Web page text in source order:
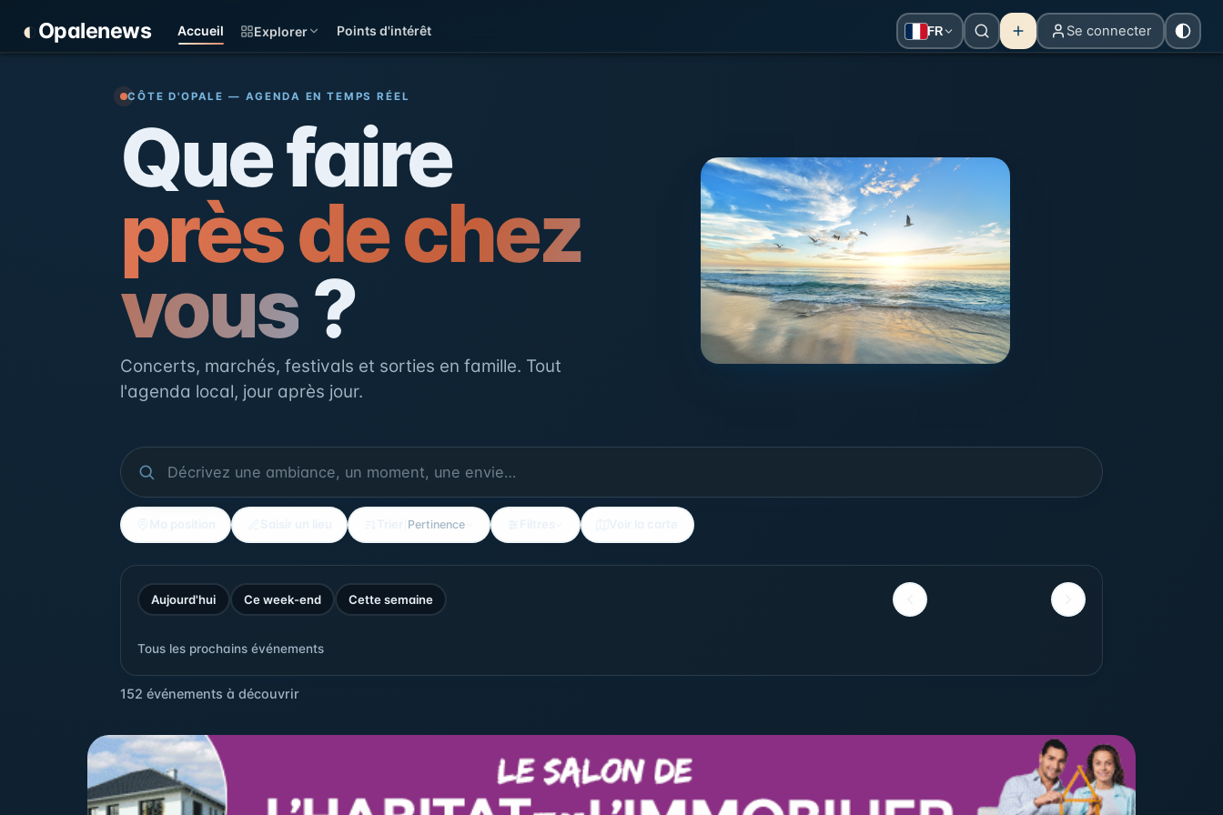
◐ Opalenews Accueil Explorer Points d'intérêt FR Se connecter
Opalenews — Événements de la Côte d'Opale
CÔTE D'OPALE — AGENDA EN TEMPS RÉEL
Que faire
près de chez
vous?
Concerts, marchés, festivals et sorties en famille. Tout
l'agenda local, jour après jour.
Pertinence
Aujourd'hui Ce week-end Cette semaine
Tous les prochains événements
152 événements à découvrir